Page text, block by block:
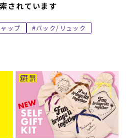
されています
ップ
バック/リュック